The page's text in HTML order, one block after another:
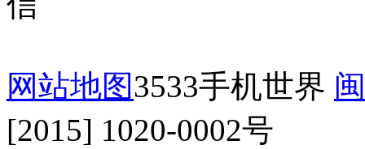
网站地图3533手机世界
[2015] 1020-0002号